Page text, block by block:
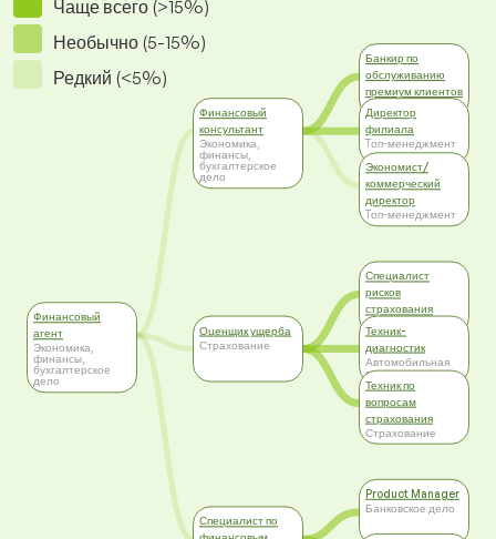
Чаще всего (>15%)
Необычно (5-15%)
Редкий (<5%)
Финансовый
агент
Экономика,
финансы,
бухгалтерское
дело
Финансовый
консультант
Экономика,
финансы,
бухгалтерское
дело
Оценщик ущерба
Страхование
Специалист по
Банкир по
обслуживанию
премиум клиентов
Банковское дело
Директор
филиала
Tоп-менеджмент
Экономист/
коммерческий
директор
Tоп-менеджмент
Специалист
рисков
страхования
Страхование
Техник-
диагностик
Автомобильная
промышленность
Техник по
вопросам
страхования
Страхование
Product Manager
Банковское дело